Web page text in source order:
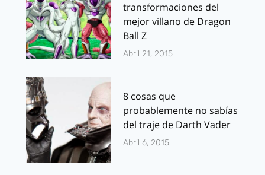
transformaciones del
mejor villano de Dragon
Ball Z
Abril 21, 2015
8 cosas que
probablemente no sabías
del traje de Darth Vader
Abril 6, 2015